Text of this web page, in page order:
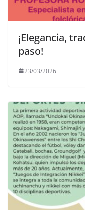
¡Elegancia,
paso!
23/03/2026